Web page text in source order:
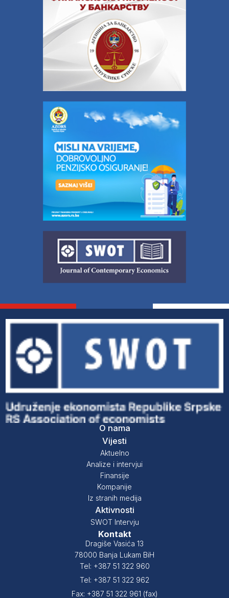
O nama
Vijesti
Aktuelno
Analize i intervjui
Finansije
Kompanije
Iz stranih medija
Aktivnosti
SWOT Intervju
Kontakt
Dragiše Vasića 13
78000 Banja Lukam BiH
Tel: +387 51 322 960
Tel: +387 51 322 962
Fax: +387 51 322 961 (fax)